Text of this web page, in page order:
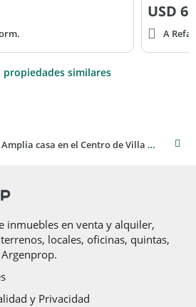
USD
A
propiedades similares
Oportunidad de Compra: Amplia casa en el Centro de Villa Gesell
inmuebles en venta y alquiler,
locales, oficinas, quintas,
y Privacidad